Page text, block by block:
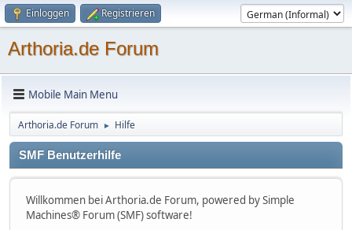
Einloggen Registrieren
Arthoria.de Forum
Mobile Main Menu
Arthoria.de Forum ► Hilfe
SMF Benutzerhilfe
Willkommen bei Arthoria.de Forum, powered by Simple
Machines® Forum (SMF) software!